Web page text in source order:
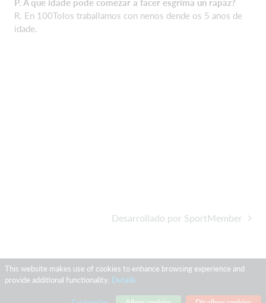
R. En 100Tolos traballamos con nenos dende os 5 anos de
idade.
Desarrollado por SportMember
This website makes use of cookies to enhance browsing experience and
provide additional functionality. Details